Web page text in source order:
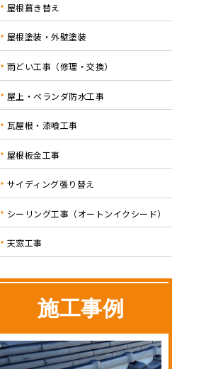
屋根葺き替え
屋根塗装・外壁塗装
雨どい工事（修理・交換）
屋上・ベランダ防水工事
瓦屋根・漆喰工事
屋根板金工事
サイディング張り替え
シーリング工事（オートンイクシード）
天窓工事
施工事例